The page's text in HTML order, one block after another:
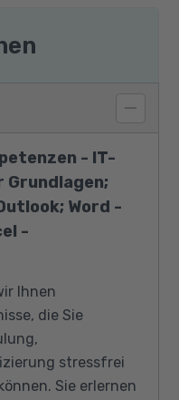
- IT-
Grundlagen;
Word -
-
Ihnen
die Sie
stressfrei
Sie erlernen